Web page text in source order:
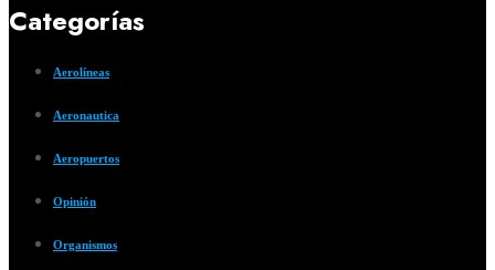
Categorías
Aerolíneas
Aeronautica
Aeropuertos
Opinión
Organismos